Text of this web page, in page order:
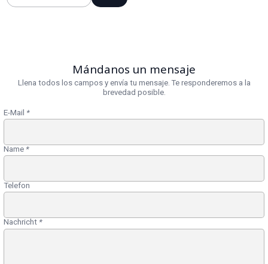
Mándanos un mensaje
Llena todos los campos y envía tu mensaje. Te responderemos a la
brevedad posible.
E-Mail *
Name *
Telefon
Nachricht *